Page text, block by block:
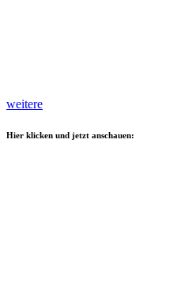
weitere
Hier klicken und jetzt anschauen: